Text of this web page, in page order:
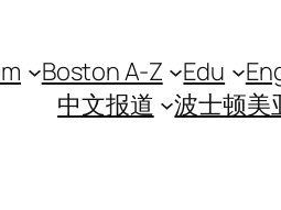
Boston A-Z Edu
中文报道
波士顿美